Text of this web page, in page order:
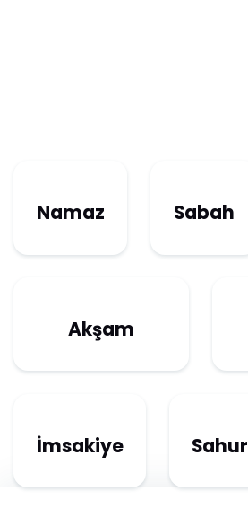
Namaz Sabah
Akşam
İmsakiye Sahur